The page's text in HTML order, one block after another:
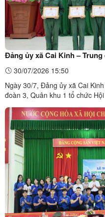
Đảng ủy xã Cai Kinh –
hành quân dã ngoại làm
30/07/2026 15:50
Ngày 30/7, Đảng ủy xã Cai
đoàn 3, Quân khu 1 tổ chức
hội nghị có đồng chí Thượng
chính trị Sư đoàn 3; đồng chí